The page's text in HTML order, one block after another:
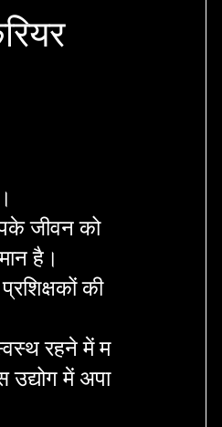
जीवन को
है।
की
रहने में म
में अपा